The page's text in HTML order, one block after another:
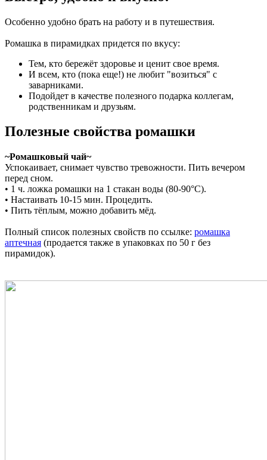
Особенно удобно брать на работу и в путешествия.
Ромашка в пирамидках придется по вкусу:
Тем, кто бережёт здоровье и ценит свое время.
И всем, кто (пока еще!) не любит "возиться" с
заварниками.
Подойдет в качестве полезного подарка коллегам,
родственникам и друзьям.
Полезные свойства ромашки
~Ромашковый чай~
Успокаивает, снимает чувство тревожности. Пить вечером
перед сном.
• 1 ч. ложка ромашки на 1 стакан воды (80-90°С).
• Настаивать 10-15 мин. Процедить.
• Пить тёплым, можно добавить мёд.
Полный список полезных свойств по ссылке: ромашка
аптечная (продается также в упаковках по 50 г без
пирамидок).